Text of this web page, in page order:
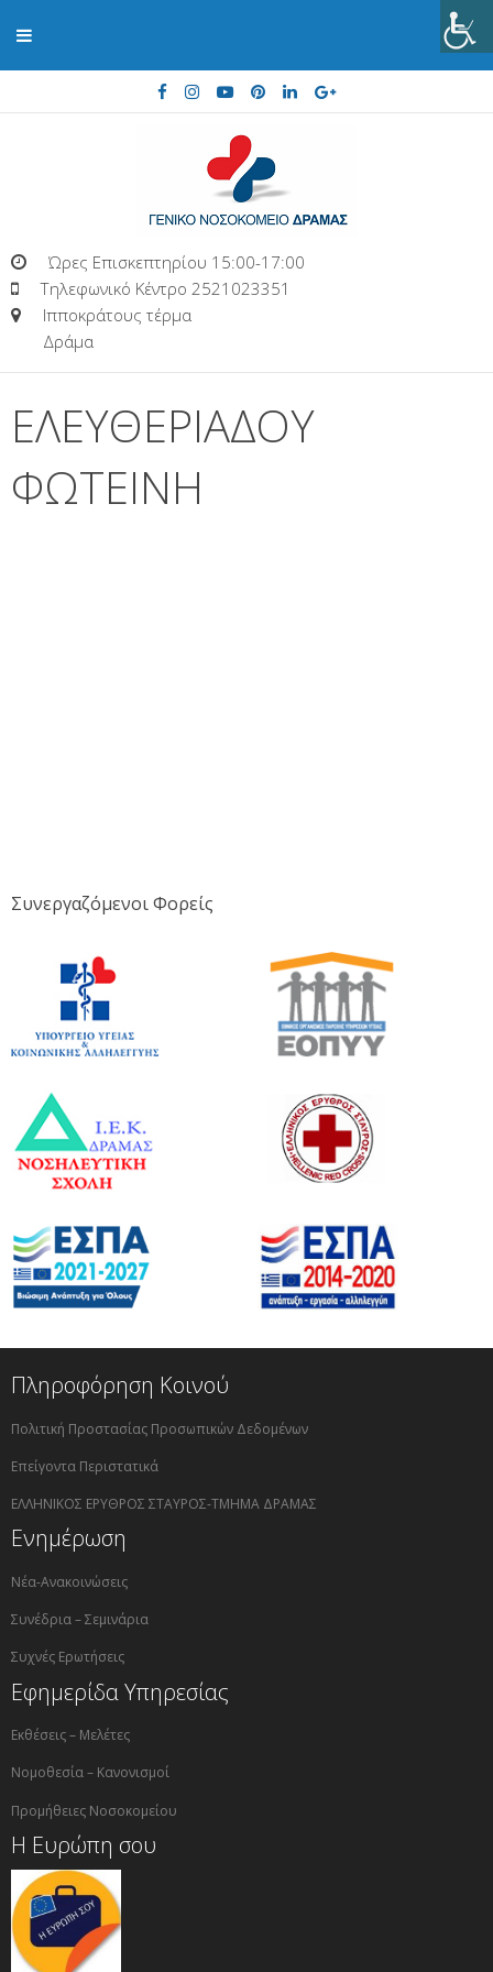
Ώρες Επισκεπτηρίου 15:00-17:00
Τηλεφωνικό Κέντρο 2521023351
Ιπποκράτους τέρμα
Δράμα
ΕΛΕΥΘΕΡΙΑΔΟΥ
ΦΩΤΕΙΝΗ
Συνεργαζόμενοι Φορείς
Πληροφόρηση Κοινού
Πολιτική Προστασίας Προσωπικών Δεδομένων
Επείγοντα Περιστατικά
ΕΛΛΗΝΙΚΟΣ ΕΡΥΘΡΟΣ ΣΤΑΥΡΟΣ-ΤΜΗΜΑ ΔΡΑΜΑΣ
Ενημέρωση
Νέα-Ανακοινώσεις
Συνέδρια – Σεμινάρια
Συχνές Ερωτήσεις
Εφημερίδα Υπηρεσίας
Εκθέσεις – Μελέτες
Νομοθεσία – Κανονισμοί
Προμήθειες Νοσοκομείου
Η Ευρώπη σου